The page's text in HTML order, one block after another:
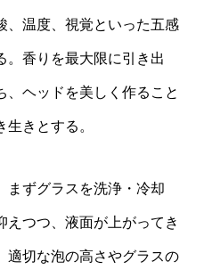
、温度、視覚といった五感
。香りを最大限に引き出
、ヘッドを美しく作ること
きとする。
まずグラスを洗浄・冷却
えつつ、液面が上がってき
適切な泡の高さやグラスの